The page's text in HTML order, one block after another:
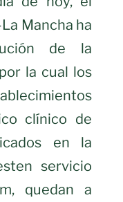
Mancha ha
de la
la cual los
clínico de
en la
servicio
quedan a